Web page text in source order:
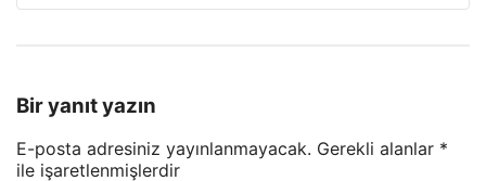
Bir yanıt yazın
E-posta adresiniz yayınlanmayacak. Gerekli alanlar *
ile işaretlenmişlerdir